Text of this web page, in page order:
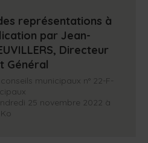
représentations à
par Jean-
Directeur
Général
municipaux n° 22-F-
25 novembre 2022 à